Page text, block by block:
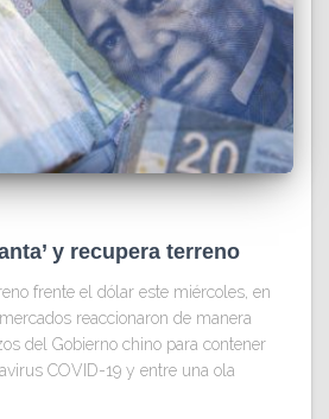
y recupera terreno
frente el dólar este miércoles, en
reaccionaron de manera
del Gobierno chino para contener
COVID-19 y entre una ola